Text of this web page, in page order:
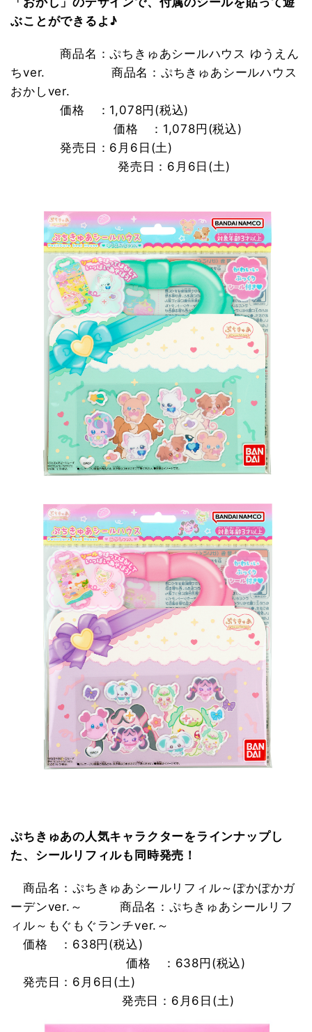
ぶことができるよ♪
商品名：ぷちきゅあシールハウス ゆうえん
ちver.　　　 　　商品名：ぷちきゅあシールハウス
おかしver.
価格　：1,078円(税込)
価格   ：1,078円(税込)
発売日：6月6日(土)
発売日：6月6日(土)
ぷちきゅあの人気キャラクターをラインナップし
た、シールリフィルも同時発売！
商品名：ぷちきゅあシールリフィル～ぽかぽかガ
ーデンver.～　　　商品名：ぷちきゅあシールリフ
ィル～もぐもぐランチver.～
価格　：638円(税込)
価格   ：638円(税込)
発売日：6月6日(土)
発売日：6月6日(土)